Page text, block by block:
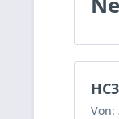
Von: